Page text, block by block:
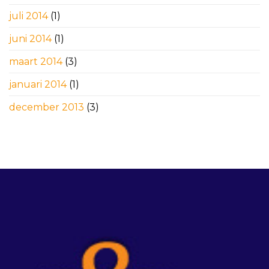
juli 2014(1)
juni 2014(1)
maart 2014(3)
januari 2014(1)
december 2013 (3)